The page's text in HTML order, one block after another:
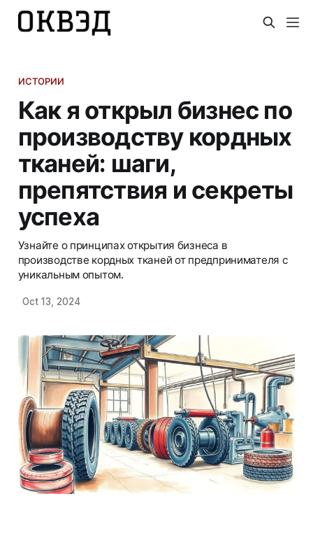
ИСТОРИИ
Как я открыл бизнес по
производству кордных
тканей: шаги,
препятствия и секреты
успеха
Узнайте о принципах открытия бизнеса в
производстве кордных тканей от предпринимателя с
уникальным опытом.
Oct 13, 2024